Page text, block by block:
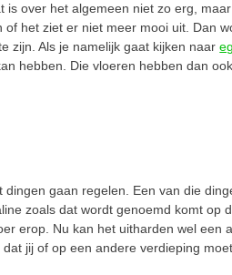
over het algemeen niet zo erg,
het ziet er niet meer mooi uit. Dan
zijn. Als je namelijk gaat kijken naar
hebben. Die vloeren hebben dan
gaan regelen. Een van die
zoals dat wordt genoemd komt op
erop. Nu kan het uitharden wel een
jij of op een andere verdieping